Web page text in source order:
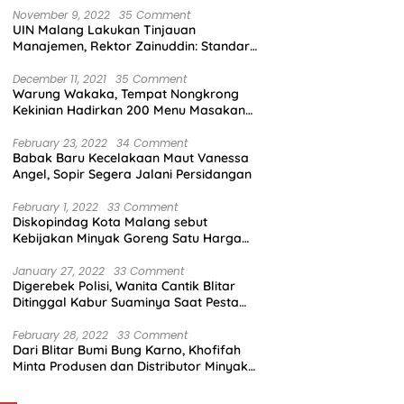
November 9, 2022 35 Comment
UIN Malang Lakukan Tinjauan
Manajemen, Rektor Zainuddin: Standar
December 11, 2021 35 Comment
Warung Wakaka, Tempat Nongkrong
Kekinian Hadirkan 200 Menu Masakan
February 23, 2022 34 Comment
Babak Baru Kecelakaan Maut Vanessa
Angel, Sopir Segera Jalani Persidangan
February 1, 2022 33 Comment
Diskopindag Kota Malang sebut
Kebijakan Minyak Goreng Satu Harga
January 27, 2022 33 Comment
Digerebek Polisi, Wanita Cantik Blitar
Ditinggal Kabur Suaminya Saat Pesta
February 28, 2022 33 Comment
Dari Blitar Bumi Bung Karno, Khofifah
Minta Produsen dan Distributor Minyak